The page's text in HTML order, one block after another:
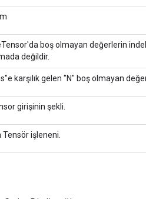
boş olmayan değerlerin
değildir.
karşılık gelen "N" boş olmayan
girişinin şekli.
Tensör işleneni.